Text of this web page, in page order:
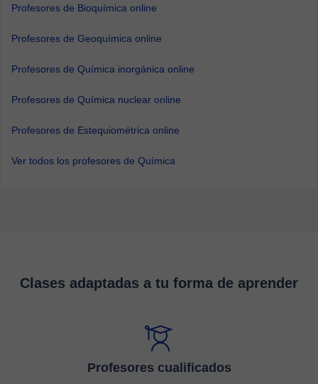
Profesores de Bioquímica online
Profesores de Geoquímica online
Profesores de Química inorgánica online
Profesores de Química nuclear online
Profesores de Estequiométrica online
Ver todos los profesores de Química
Clases adaptadas a tu forma de aprender
Profesores cualificados